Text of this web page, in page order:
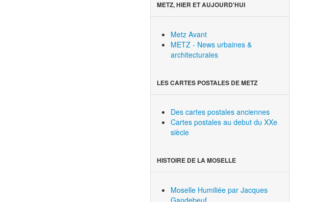
METZ, HIER ET AUJOURD'HUI
Metz Avant
METZ - News urbaines &
architecturales
LES CARTES POSTALES DE METZ
Des cartes postales anciennes
Cartes postales au debut du XXe
siècle
HISTOIRE DE LA MOSELLE
Moselle Humiliée par Jacques
Gandebeuf